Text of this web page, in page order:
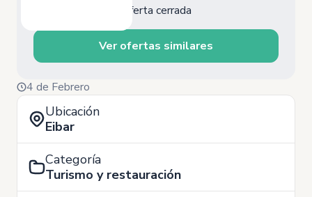
Oferta cerrada
Ver ofertas similares
4 de Febrero
Ubicación
Eibar
Categoría
Turismo y restauración